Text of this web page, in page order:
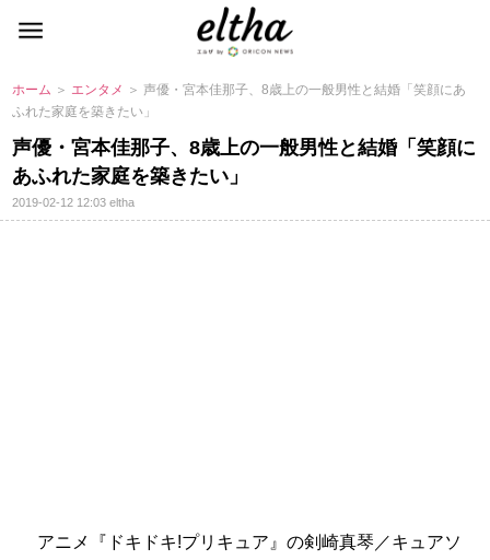
ホーム ＞ エンタメ ＞ 声優・宮本佳那子、8歳上の一般男性と結婚「笑顔にあ
ふれた家庭を築きたい」
声優・宮本佳那子、8歳上の一般男性と結婚「笑顔に
あふれた家庭を築きたい」
2019-02-12 12:03eltha
アニメ『ドキドキ!プリキュア』の剣崎真琴／キュアソ